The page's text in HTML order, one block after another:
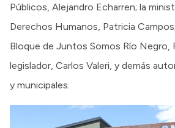
Públicos, Alejandro Echarren; la
Derechos Humanos, Patricia
Bloque de Juntos Somos Río Negro,
legislador, Carlos Valeri, y demás
y municipales.